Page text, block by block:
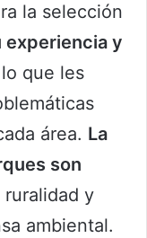
la selección
experiencia y
que les
área. La
son
y
ambiental.